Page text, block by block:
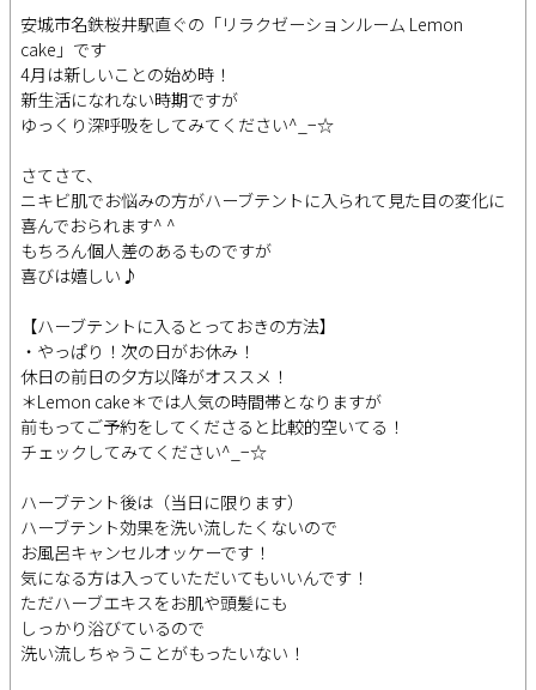
安城市名鉄桜井駅直ぐの「リラクゼーションルーム Lemon
cake」です
4月は新しいことの始め時！
新生活になれない時期ですが
ゆっくり深呼吸をしてみてください^_−☆
さてさて、
ニキビ肌でお悩みの方がハーブテントに入られて見た目の変化に
喜んでおられます^ ^
もちろん個人差のあるものですが
喜びは嬉しい♪
【ハーブテントに入るとっておきの方法】
・やっぱり！次の日がお休み！
休日の前日の夕方以降がオススメ！
＊Lemon cake＊では人気の時間帯となりますが
前もってご予約をしてくださると比較的空いてる！
チェックしてみてください^_−☆
ハーブテント後は（当日に限ります）
ハーブテント効果を洗い流したくないので
お風呂キャンセルオッケーです！
気になる方は入っていただいてもいいんです！
ただハーブエキスをお肌や頭髪にも
しっかり浴びているので
洗い流しちゃうことがもったいない！